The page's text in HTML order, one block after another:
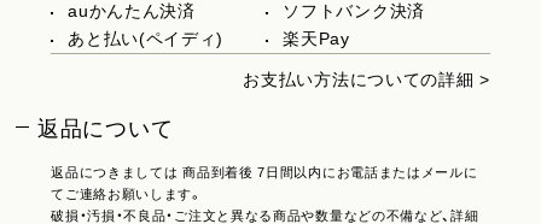
auかんたん決済
ソフトバンク決済
あと払い(ペイディ)
楽天Pay
お支払い方法についての詳細 >
返品について
返品につきましては 商品到着後 7日間以内にお電話またはメールに
てご連絡お願いします。
破損・汚損・不良品・ご注文と異なる商品や数量などの不備など、詳細